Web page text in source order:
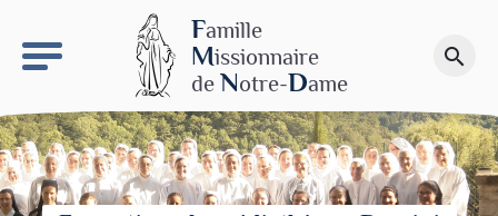
Famille
Missionnaire
de Notre-Dame
search
Faire un don